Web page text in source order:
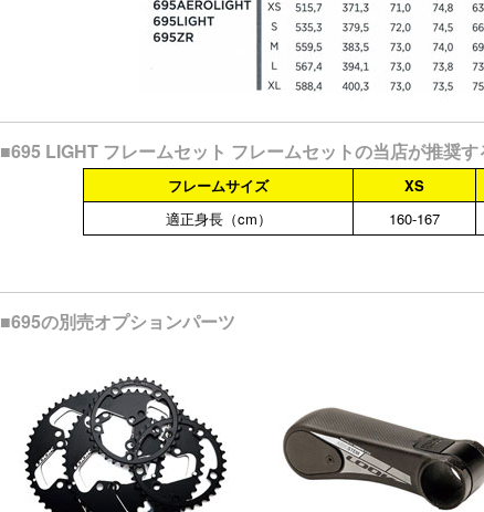
■695 LIGHT フレームセット フレームセットの当店が推奨
フレームサイズ XS
適正身長（cm）
160-167
■695の別売オプションパーツ